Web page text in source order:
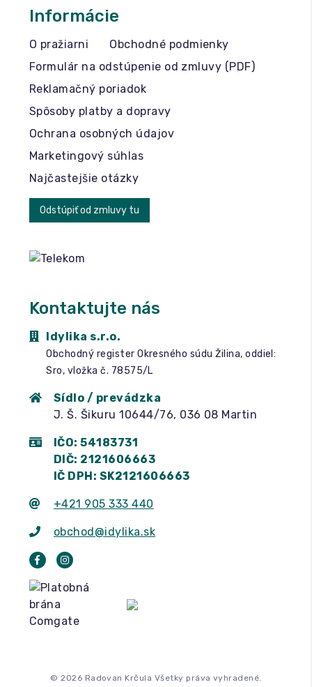
Informácie
O pražiarni
Obchodné podmienky
Formulár na odstúpenie od zmluvy (PDF)
Reklamačný poriadok
Spôsoby platby a dopravy
Ochrana osobných údajov
Marketingový súhlas
Najčastejšie otázky
Odstúpiť od zmluvy tu
Kontaktujte nás
Idylika s.r.o.
Obchodný register Okresného súdu Žilina, oddiel:
Sro, vložka č. 78575/L
Sídlo / prevádzka
J. Š. Šikuru 10644/76, 036 08 Martin
IČO: 54183731
DIČ: 2121606663
IČ DPH: SK2121606663
+421 905 333 440
obchod@idylika.sk
© 2026 Radovan Krčula Všetky práva vyhradené.